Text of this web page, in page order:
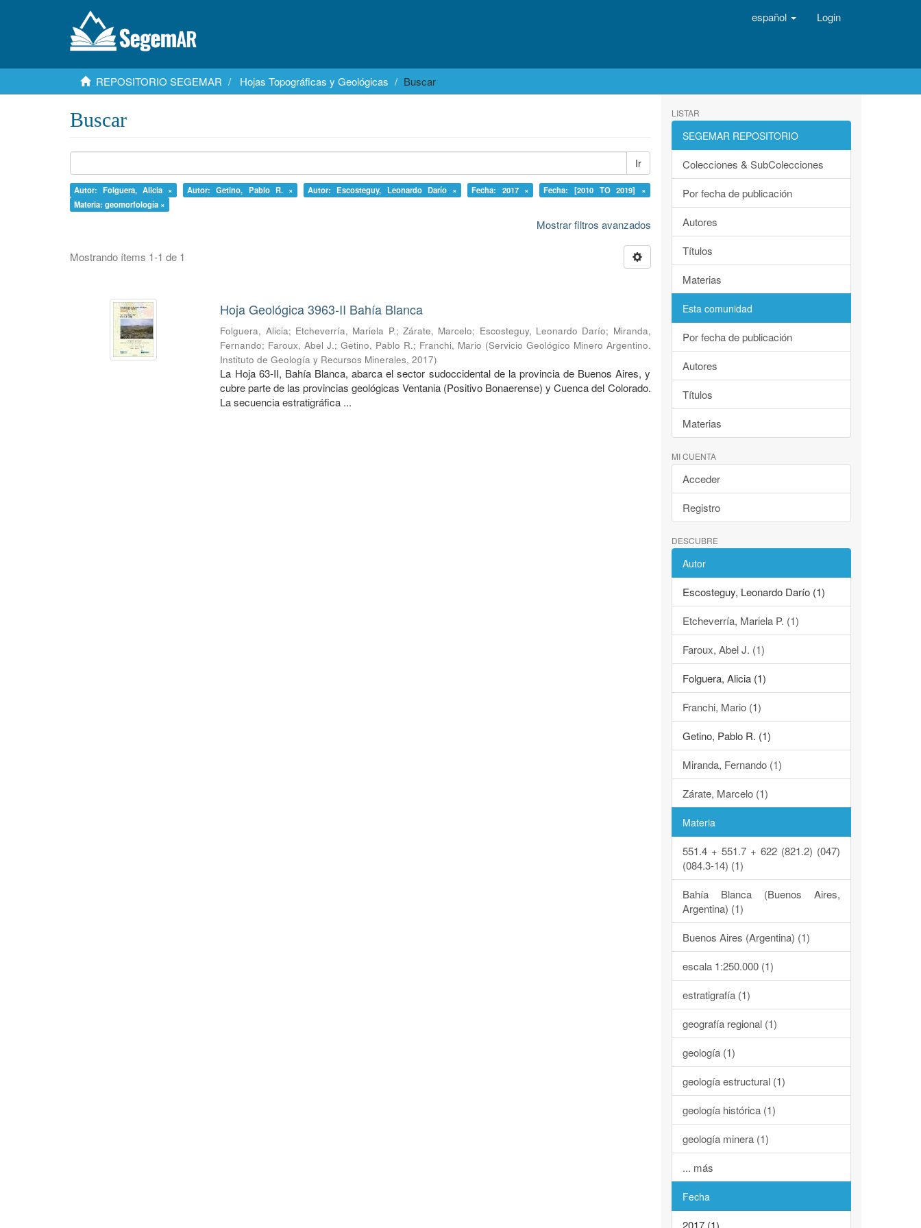
español Login
REPOSITORIO SEGEMAR Hojas Topográficas y Geológicas Buscar
Buscar
Ir
Autor: Folguera, Alicia × Autor: Getino, Pablo R. × Autor: Escosteguy, Leonardo Darío × Fecha: 2017 ×
Fecha: [2010 TO 2019] ×
Materia: geomorfología ×
Mostrar filtros avanzados
Mostrando ítems 1-1 de 1
Hoja Geológica 3963-II Bahía Blanca
Folguera, Alicia; Etcheverría, Mariela P.; Zárate, Marcelo; Escosteguy, Leonardo Darío; Miranda,
Fernando; Faroux, Abel J.;Getino, Pablo R.; Franchi, Mario (Servicio Geológico Minero Argentino.
Instituto de Geología y Recursos Minerales,2017)
La Hoja 63-II, Bahía Blanca, abarca el sector sudoccidental de la provincia de Buenos Aires, y
cubre parte de las provincias geológicas Ventania (Positivo Bonaerense) y Cuenca del Colorado.
La secuencia estratigráfica ...
LISTAR
SEGEMAR REPOSITORIO
Colecciones & SubColecciones
Por fecha de publicación
Autores
Títulos
Materias
Esta comunidad
Por fecha de publicación
Autores
Títulos
Materias
MI CUENTA
Acceder
Registro
DESCUBRE
Autor
Escosteguy, Leonardo Darío (1)
Etcheverría, Mariela P. (1)
Faroux, Abel J. (1)
Folguera, Alicia (1)
Franchi, Mario (1)
Getino, Pablo R. (1)
Miranda, Fernando (1)
Zárate, Marcelo (1)
Materia
551.4 + 551.7 + 622 (821.2) (047)
(084.3-14) (1)
Bahía Blanca (Buenos Aires,
Argentina) (1)
Buenos Aires (Argentina) (1)
escala 1:250.000 (1)
estratigrafía (1)
geografía regional (1)
geología (1)
geología estructural (1)
geología histórica (1)
geología minera (1)
... más
Fecha
2017 (1)